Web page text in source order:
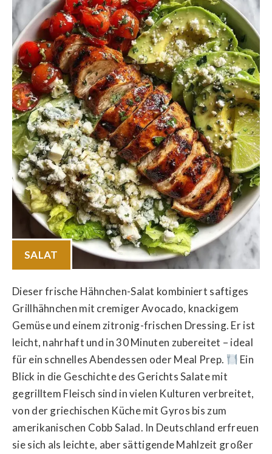
SALAT
Dieser frische Hähnchen-Salat kombiniert saftiges
Grillhähnchen mit cremiger Avocado, knackigem
Gemüse und einem zitronig-frischen Dressing. Er ist
leicht, nahrhaft und in 30 Minuten zubereitet – ideal
für ein schnelles Abendessen oder Meal Prep.
Ein
Blick in die Geschichte des Gerichts Salate mit
gegrilltem Fleisch sind in vielen Kulturen verbreitet,
von der griechischen Küche mit Gyros bis zum
amerikanischen Cobb Salad. In Deutschland erfreuen
sie sich als leichte, aber sättigende Mahlzeit großer